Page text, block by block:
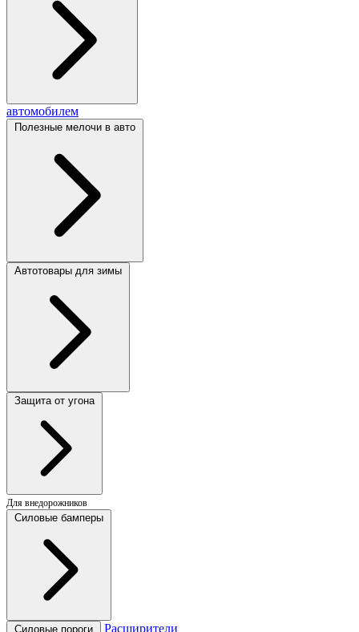
автомобилем
Полезные мелочи в авто
Автотовары для зимы
Защита от угона
Для внедорожников
Силовые бамперы
Силовые пороги Расширители